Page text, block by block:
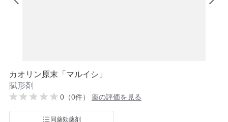
カオリン原末「マルイシ」
賦形剤
0（0件） 薬の評価を見る
同薬効薬剤